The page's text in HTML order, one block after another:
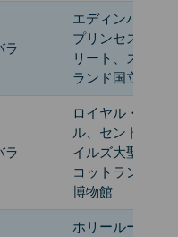
ラ
エディンバラ城
プリンセス・ス
リート、スコッ
ランド国立美術
ラ
ロイヤル・マイ
ル、セント・ジ
イルズ大聖堂、
コットランド国
博物館
ホリールードハ